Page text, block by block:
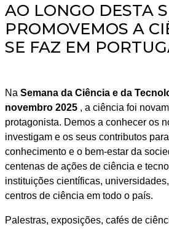
AO LONGO DESTA
PROMOVEMOS A
SE FAZ EM
Na Semana da Ciência e da
novembro 2025 , a ciência foi
protagonista. Demos a conhecer os
investigam e os seus contributos
conhecimento e o bem-estar da
centenas de ações de ciência e
instituições científicas,
centros de ciência em todo o país.
Palestras, exposições, cafés de